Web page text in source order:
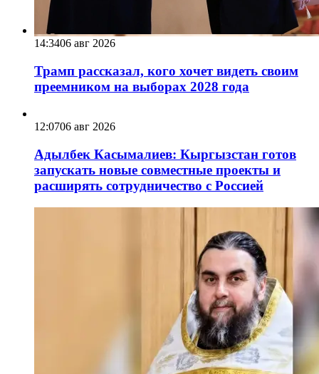
14:3406 авг 2026
Трамп рассказал, кого хочет видеть своим
преемником на выборах 2028 года
12:0706 авг 2026
Адылбек Касымалиев: Кыргызстан готов
запускать новые совместные проекты и
расширять сотрудничество с Россией